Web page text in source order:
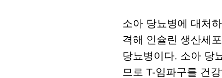
소아 당뇨병에 대처
격해 인슐린 생산세
당뇨병이다. 소아 당
므로 T-임파구를 건